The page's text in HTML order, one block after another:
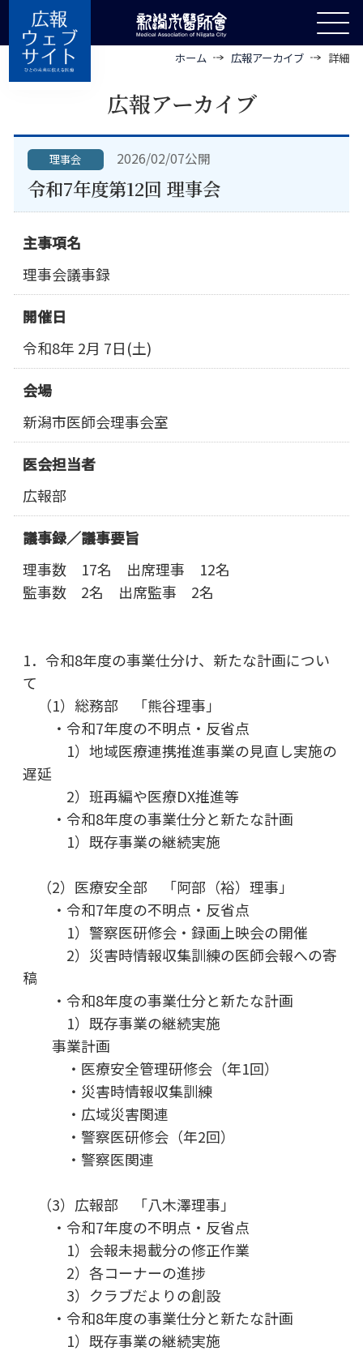
ホーム 広報アーカイブ 詳細
広報アーカイブ
理事会 2026/02/07公開
令和7年度第12回 理事会
主事項名
理事会議事録
開催日
令和8年 2月 7日(土)
会場
新潟市医師会理事会室
医会担当者
広報部
議事録／議事要旨
理事数 17名 出席理事 12名
監事数 2名 出席監事 2名
1．令和8年度の事業仕分け、新たな計画につい
て
（1）総務部 「熊谷理事」
・令和7年度の不明点・反省点
1）地域医療連携推進事業の見直し実施の
遅延
2）班再編や医療DX推進等
・令和8年度の事業仕分と新たな計画
1）既存事業の継続実施
（2）医療安全部 「阿部（裕）理事」
・令和7年度の不明点・反省点
1）警察医研修会・録画上映会の開催
2）災害時情報収集訓練の医師会報への寄
稿
・令和8年度の事業仕分と新たな計画
1）既存事業の継続実施
事業計画
・医療安全管理研修会（年1回）
・災害時情報収集訓練
・広域災害関連
・警察医研修会（年2回）
・警察医関連
（3）広報部 「八木澤理事」
・令和7年度の不明点・反省点
1）会報未掲載分の修正作業
2）各コーナーの進捗
3）クラブだよりの創設
・令和8年度の事業仕分と新たな計画
1）既存事業の継続実施